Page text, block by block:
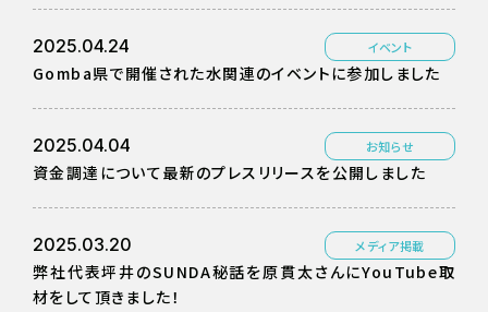
2025.04.24 イベント
Gomba県で開催された水関連のイベントに参加しました
2025.04.04 お知らせ
資金調達について最新のプレスリリースを公開しました
2025.03.20 メディア掲載
弊社代表坪井のSUNDA秘話を原貫太さんにYouTube取
材をして頂きました！